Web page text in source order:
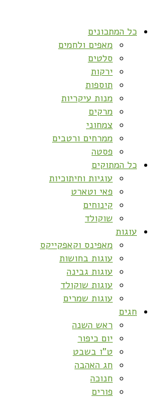
כל המתכונים
מאפים ולחמים
סלטים
ירקות
תוספות
מנות עיקריות
מרקים
צמחוני
ממרחים ורטבים
פסטה
כל המתוקים
עוגיות וחיתוכיות
פאי וטארט
קינוחים
שוקולד
עוגות
מאפינס וקאפקייקס
עוגות בחושות
עוגות גבינה
עוגות שוקולד
עוגות שמרים
חגים
ראש השנה
יום כיפור
ט”ו בשבט
חג האהבה
חנוכה
פורים